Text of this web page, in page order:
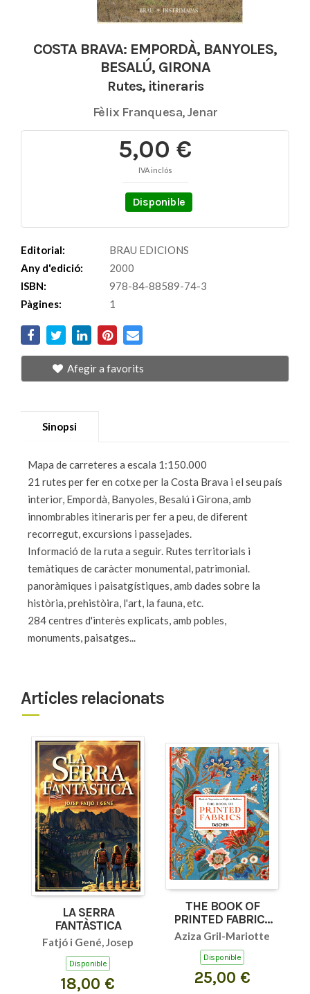
COSTA BRAVA: EMPORDÀ, BANYOLES,
BESALÚ, GIRONA
Rutes, itineraris
Fèlix Franquesa, Jenar
5,00 €
IVA inclós
Disponible
Editorial:
BRAU EDICIONS
Any d'edició:
2000
ISBN:
978-84-88589-74-3
Pàgines:
1
Afegir a favorits
Sinopsi
Mapa de carreteres a escala 1:150.000
21 rutes per fer en cotxe per la Costa Brava i el seu país
interior, Empordà, Banyoles, Besalú i Girona, amb
innombrables itineraris per fer a peu, de diferent
recorregut, excursions i passejades.
Informació de la ruta a seguir. Rutes territorials i
temàtiques de caràcter monumental, patrimonial.
panoràmiques i paisatgístiques, amb dades sobre la
història, prehistòira, l'art, la fauna, etc.
284 centres d'interès explicats, amb pobles,
monuments, paisatges...
Articles relacionats
LA SERRA
FANTÀSTICA
Fatjó i Gené, Josep
Disponible
18,00 €
THE BOOK OF
PRINTED FABRICS
45TH ED.
Aziza Gril-Mariotte
Disponible
25,00 €